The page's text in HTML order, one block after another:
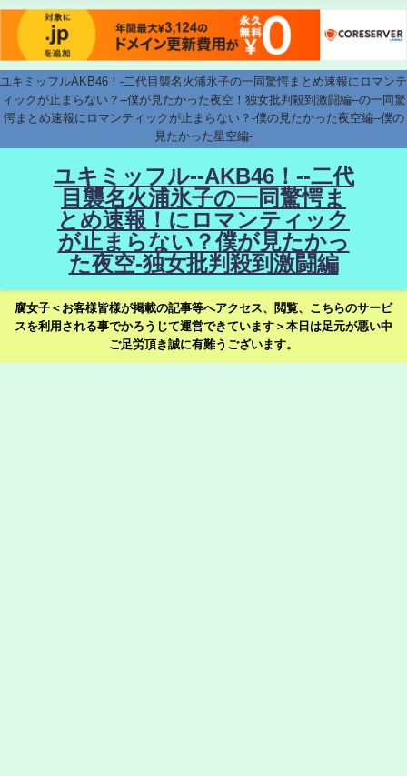
ユキミッフルAKB46！-二代目襲名火浦氷子の一同驚愕まとめ速報にロマンテ
ィックが止まらない？--僕が見たかった夜空！独女批判殺到激闘編--の一同驚
愕まとめ速報にロマンティックが止まらない？-僕の見たかった夜空編--僕の
見たかった星空編-
ユキミッフル--AKB46！--二代
目襲名火浦氷子の一同驚愕ま
とめ速報！にロマンティック
が止まらない？僕が見たかっ
た夜空-独女批判殺到激闘編
腐女子＜お客様皆様が掲載の記事等へアクセス、閲覧、こちらのサービ
スを利用される事でかろうじて運営できています＞本日は足元が悪い中
ご足労頂き誠に有難うございます。